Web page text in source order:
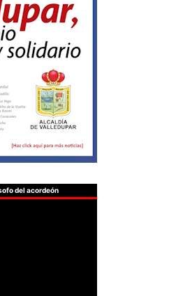
del acordeón